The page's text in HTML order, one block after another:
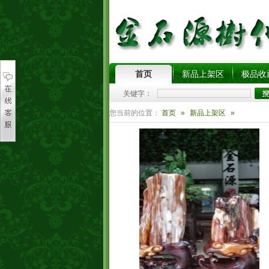
首页 新品上架区 极品收
关键字：
您当前的位置： 首页 » 新品上架区 »